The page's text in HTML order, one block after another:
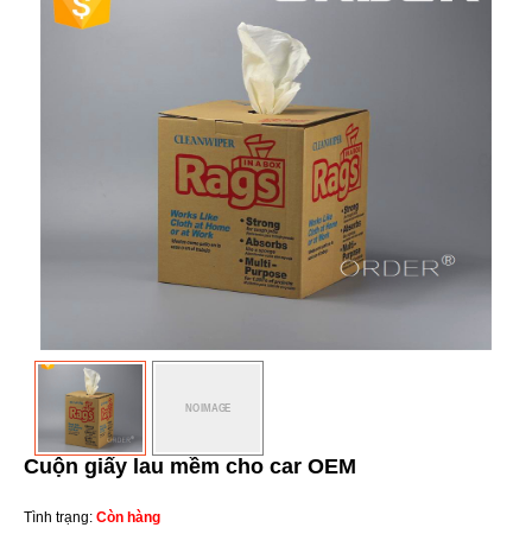
Cuộn giấy lau mềm cho car OEM
Tình trạng: Còn hàng